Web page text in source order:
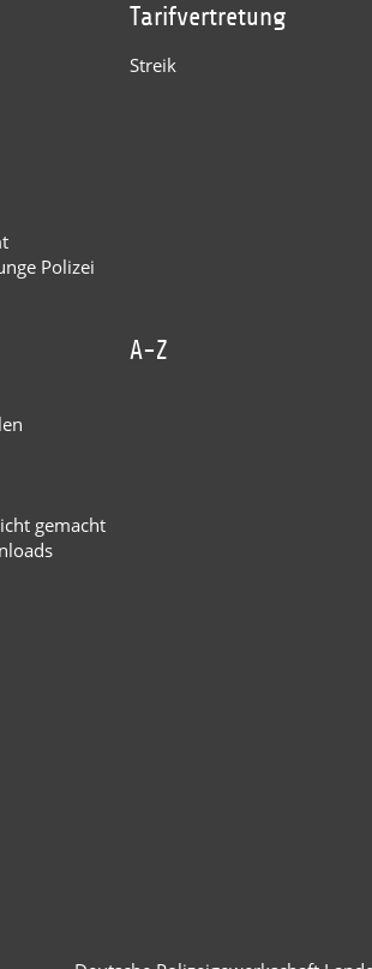
Polizei
Tarifvertretung
Streik
gemacht
A-Z